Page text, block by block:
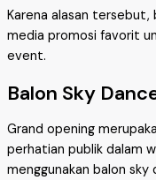
Karena alasan tersebut,
media promosi favorit
event.
Balon Sky
Grand opening
perhatian publik dalam
menggunakan balon